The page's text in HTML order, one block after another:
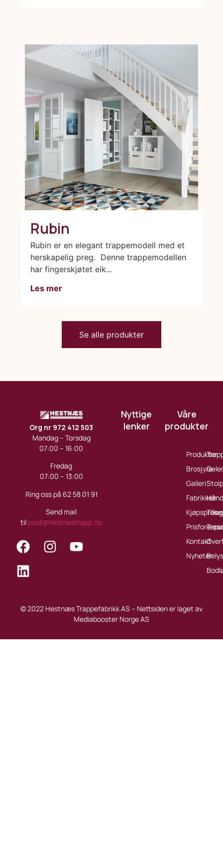
Rubin
Rubin er en elegant trappemodell med et
herskapelig preg. Denne trappemodellen
har fingerskjøtet eik...
Les mer
Se alle produkter
Org nr 972 412 503
Mandag – Torsdag
07:00 – 16:00
Fredag
07:00 – 13:00
Ring oss på 62 58 01 91
Send mail
til post@hestnestrapp.no
Nyttige
lenker
Produkter
Brosjyre
Galleri
Fabrikken
Kontakt
Nyheter
Våre
produkter
© 2022 Hestnæs Trappefabrikk AS – Nettsiden er laget av
Mediabooster Norge AS